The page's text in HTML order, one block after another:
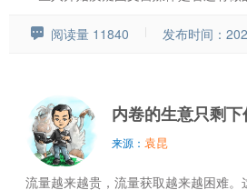
阅读量 11840 发布时间：
内卷的生意只剩
来源： 袁昆
流量越来越贵，流量获取越来越困难